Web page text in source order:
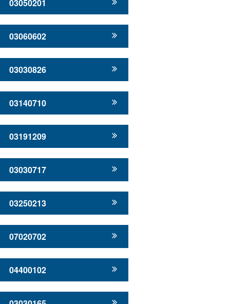
03050201
03060602
03030826
03140710
03191209
03030717
03250213
07020702
04400102